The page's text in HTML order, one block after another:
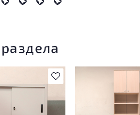
В избранное
незначительные
эксплуатации, не